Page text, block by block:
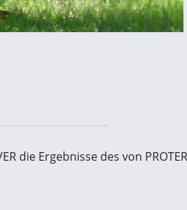
die Ergebnisse des von